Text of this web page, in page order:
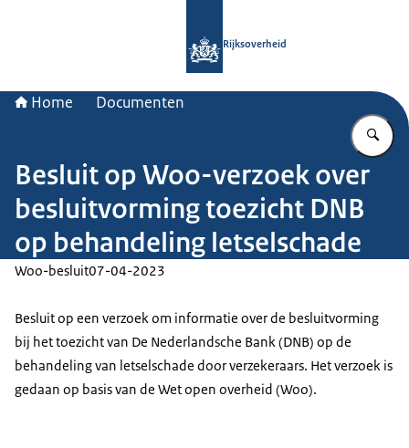
Rijksoverheid
Home Documenten
Besluit op Woo-verzoek over
besluitvorming toezicht DNB
op behandeling letselschade
Woo-besluit07-04-2023
Besluit op een verzoek om informatie over de besluitvorming
bij het toezicht van De Nederlandsche Bank (DNB) op de
behandeling van letselschade door verzekeraars. Het verzoek is
gedaan op basis van de Wet open overheid (Woo).